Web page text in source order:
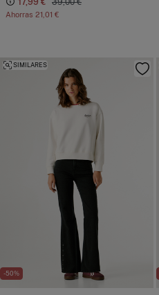
Ahorras 21,01 €
-50%
SIMILARES